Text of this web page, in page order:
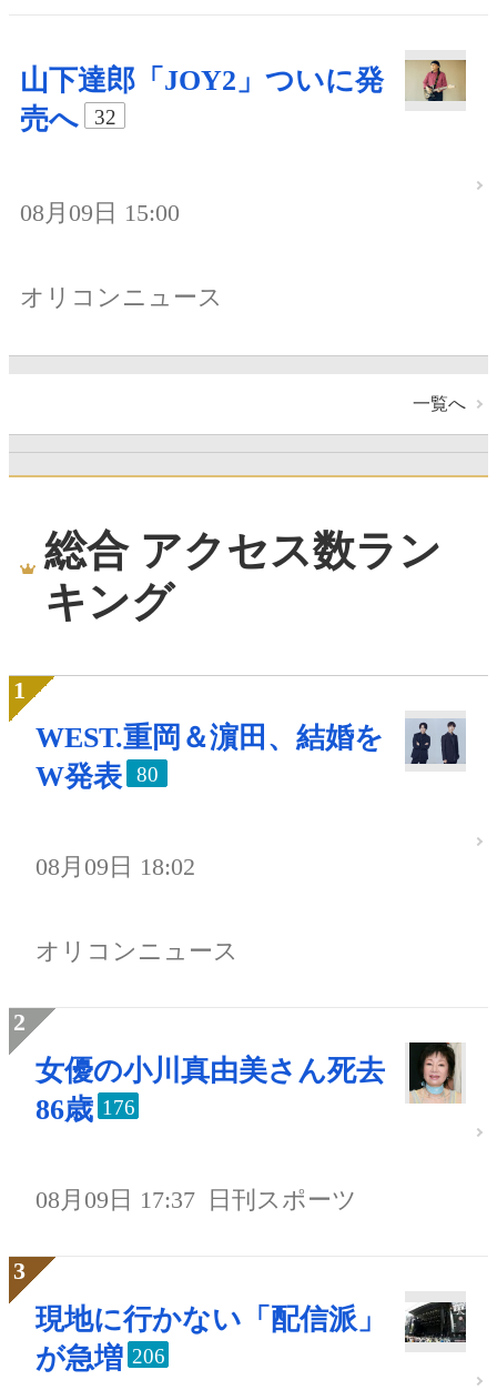
山下達郎「JOY2」ついに発
売へ
32
08月09日 15:00
オリコンニュース
一覧へ
総合 アクセス数ラン
キング
WEST.重岡＆濵田、結婚を
W発表
80
08月09日 18:02
オリコンニュース
女優の小川真由美さん死去
86歳 176
08月09日 17:37 日刊スポーツ
現地に行かない「配信派」
が急増 206